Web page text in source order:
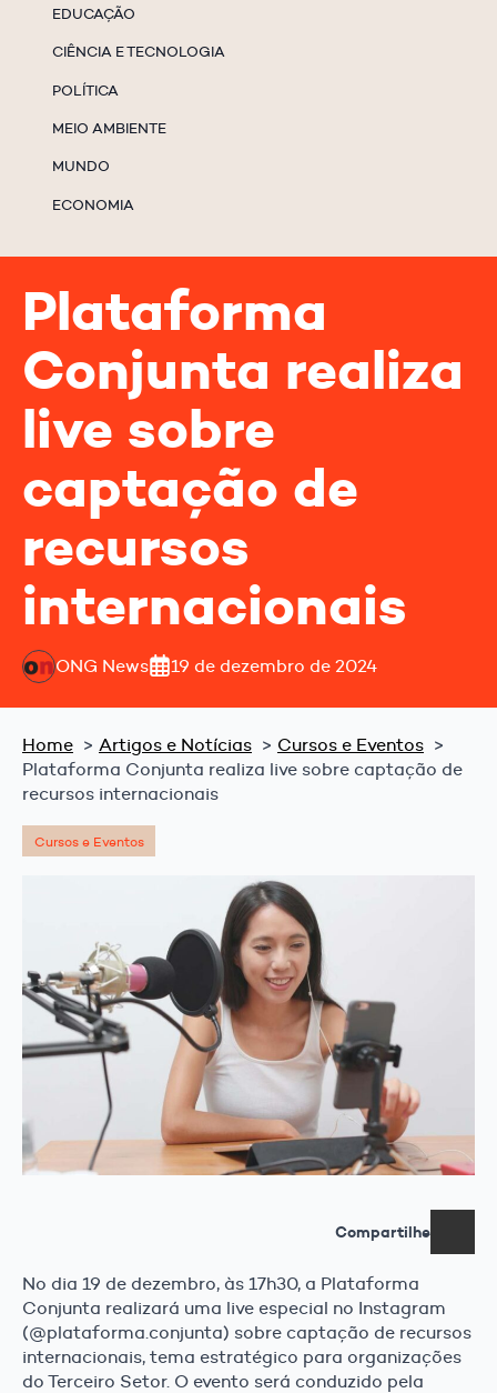
EDUCAÇÃO
CIÊNCIA E TECNOLOGIA
POLÍTICA
MEIO AMBIENTE
MUNDO
ECONOMIA
Plataforma
Conjunta realiza
live sobre
captação de
recursos
internacionais
ONG News 19 de dezembro de 2024
Home Artigos e Notícias
Cursos e Eventos
Plataforma Conjunta realiza live sobre captação de
recursos internacionais
Cursos e Eventos
Compartilhe
No dia 19 de dezembro, às 17h30, a Plataforma
Conjunta realizará uma live especial no Instagram
(@plataforma.conjunta) sobre captação de recursos
internacionais, tema estratégico para organizações
do Terceiro Setor. O evento será conduzido pela